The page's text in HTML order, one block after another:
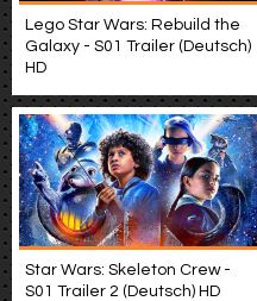
Lego Star Wars: Rebuild the
Galaxy - S01 Trailer (Deutsch)
HD
Star Wars: Skeleton Crew -
S01 Trailer 2 (Deutsch) HD